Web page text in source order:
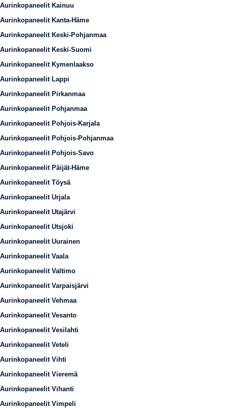
Aurinkopaneelit Kainuu
Aurinkopaneelit Kanta-Häme
Aurinkopaneelit Keski-Pohjanmaa
Aurinkopaneelit Keski-Suomi
Aurinkopaneelit Kymenlaakso
Aurinkopaneelit Lappi
Aurinkopaneelit Pirkanmaa
Aurinkopaneelit Pohjanmaa
Aurinkopaneelit Pohjois-Karjala
Aurinkopaneelit Pohjois-Pohjanmaa
Aurinkopaneelit Pohjois-Savo
Aurinkopaneelit Päijät-Häme
Aurinkopaneelit Töysä
Aurinkopaneelit Urjala
Aurinkopaneelit Utajärvi
Aurinkopaneelit Utsjoki
Aurinkopaneelit Uurainen
Aurinkopaneelit Vaala
Aurinkopaneelit Valtimo
Aurinkopaneelit Varpaisjärvi
Aurinkopaneelit Vehmaa
Aurinkopaneelit Vesanto
Aurinkopaneelit Vesilahti
Aurinkopaneelit Veteli
Aurinkopaneelit Vihti
Aurinkopaneelit Vieremä
Aurinkopaneelit Vihanti
Aurinkopaneelit Vimpeli